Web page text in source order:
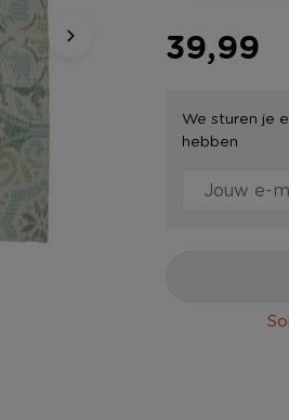
39,99
We sturen je
hebben